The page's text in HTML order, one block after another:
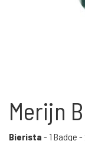
Merijn
Bierista - 1 Badge -